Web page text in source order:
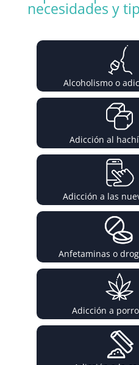
necesidades y
Alcoholismo o
Adicción al
Adicción a las
Anfetaminas o
Adicción a